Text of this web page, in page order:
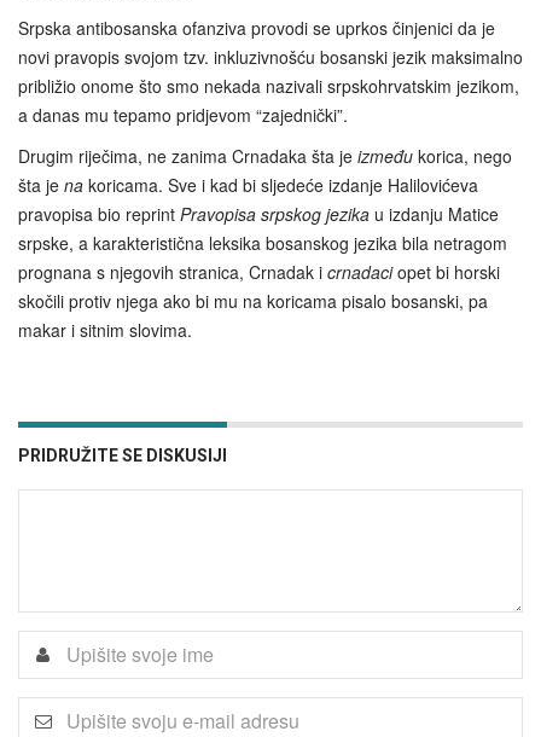
Srpska antibosanska ofanziva provodi se uprkos činjenici da je
novi pravopis svojom tzv. inkluzivnošću bosanski jezik maksimalno
približio onome što smo nekada nazivali srpskohrvatskim jezikom,
a danas mu tepamo pridjevom “zajednički”.
Drugim riječima, ne zanima Crnadaka šta je između korica, nego
šta je na koricama. Sve i kad bi sljedeće izdanje Halilovićeva
pravopisa bio reprint Pravopisa srpskog jezika u izdanju Matice
srpske, a karakteristična leksika bosanskog jezika bila netragom
prognana s njegovih stranica, Crnadak i crnadaciopet bi horski
skočili protiv njega ako bi mu na koricama pisalo bosanski, pa
makar i sitnim slovima.
PRIDRUŽITE SE DISKUSIJI